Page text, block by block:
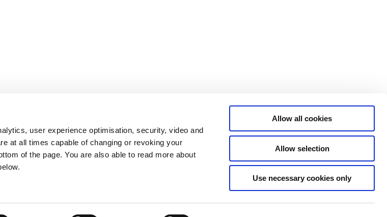
user experience optimisation, security, video and
at all times capable of changing or revoking your
of the page. You are also able to read more about
Allow all cookies
Allow selection
Use necessary cookies only